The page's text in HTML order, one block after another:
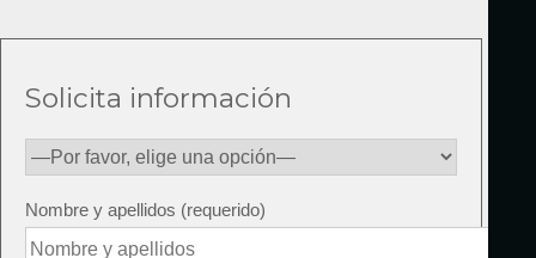
Solicita información
Nombre y apellidos (requerido)